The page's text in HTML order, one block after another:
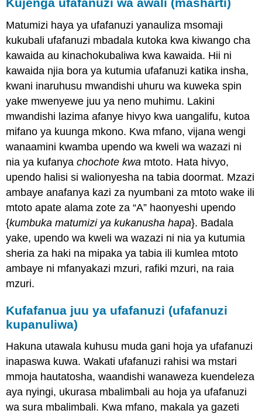
Matumizi haya ya ufafanuzi yanauliza msomaji
kukubali ufafanuzi mbadala kutoka kwa kiwango cha
kawaida au kinachokubaliwa kwa kawaida. Hii ni
kawaida njia bora ya kutumia ufafanuzi katika insha,
kwani inaruhusu mwandishi uhuru wa kuweka spin
yake mwenyewe juu ya neno muhimu. Lakini
mwandishi lazima afanye hivyo kwa uangalifu, kutoa
mifano ya kuunga mkono. Kwa mfano, vijana wengi
wanaamini kwamba upendo wa kweli wa wazazi ni
nia ya kufanyachochote kwa mtoto. Hata hivyo,
upendo halisi si walionyesha na tabia doormat. Mzazi
ambaye anafanya kazi za nyumbani za mtoto wake ili
mtoto apate alama zote za “A” haonyeshi upendo
{kumbuka matumizi ya kukanusha hapa}. Badala
yake, upendo wa kweli wa wazazi ni nia ya kutumia
sheria za haki na mipaka ya tabia ili kumlea mtoto
ambaye ni mfanyakazi mzuri, rafiki mzuri, na raia
mzuri.
Kufafanua juu ya ufafanuzi (ufafanuzi
kupanuliwa)
Hakuna utawala kuhusu muda gani hoja ya ufafanuzi
inapaswa kuwa. Wakati ufafanuzi rahisi wa mstari
mmoja hautatosha, waandishi wanaweza kuendeleza
aya nyingi, ukurasa mbalimbali au hoja ya ufafanuzi
wa sura mbalimbali. Kwa mfano, makala ya gazeti